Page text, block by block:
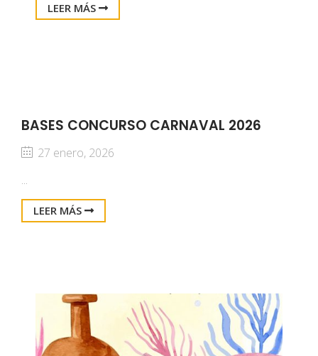
LEER MÁS
BASES CONCURSO CARNAVAL 2026
27 enero, 2026
...
LEER MÁS